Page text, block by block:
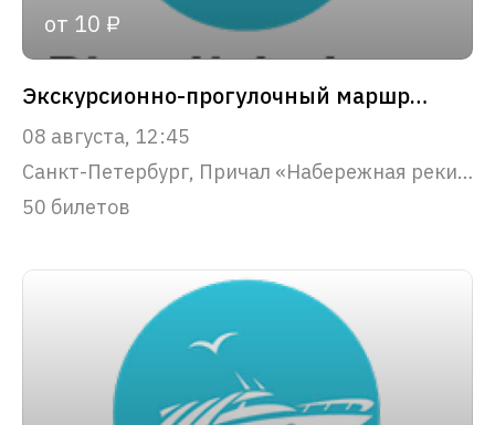
от 10 ₽
Экскурсионно-прогулочный маршрут "Парадный Петербург"
08 августа, 12:45
Санкт-Петербург, Причал «Набережная реки Фонтанки, 53»
50 билетов